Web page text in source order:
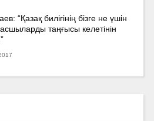
“Қазақ билігінің бізге не үшін
таңғысы келетінін